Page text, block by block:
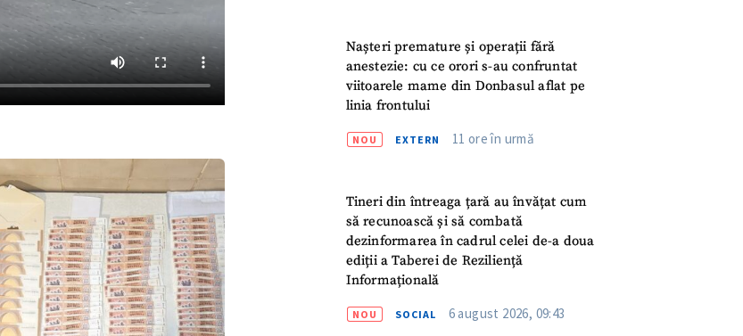
Nașteri premature și operații fără
anestezie: cu ce orori s-au confruntat
viitoarele mame din Donbasul aflat pe
linia frontului
NOU EXTERN 11 ore în urmă
Tineri din întreaga țară au învățat cum
să recunoască și să combată
dezinformarea în cadrul celei de-a doua
ediții a Taberei de Reziliență
Informațională
NOU SOCIAL 6 august 2026, 09:43
+ Link media
+ Telefon personal
Am citit și sunt de acord cupolitica de
TRIMITE ȘTIREA